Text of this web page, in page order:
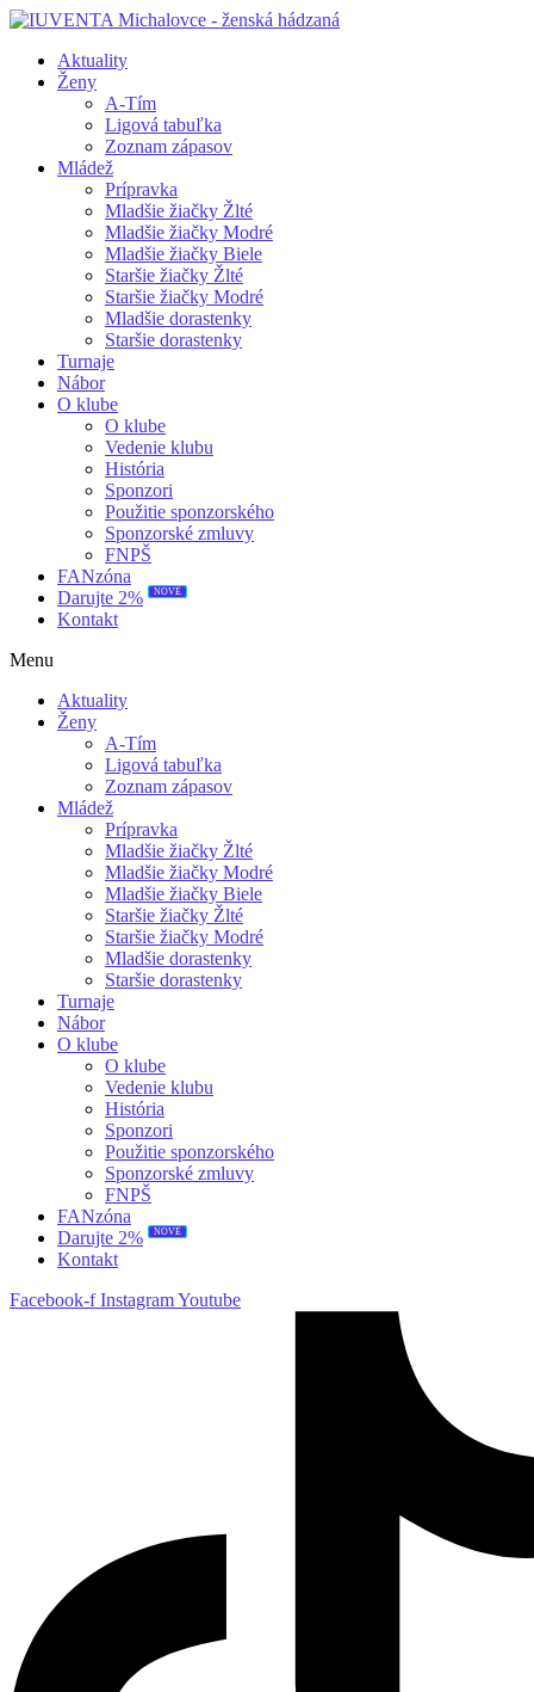
Aktuality
Ženy
A-Tím
Ligová tabuľka
Zoznam zápasov
Mládež
Prípravka
Mladšie žiačky Žlté
Mladšie žiačky Modré
Mladšie žiačky Biele
Staršie žiačky Žlté
Staršie žiačky Modré
Mladšie dorastenky
Staršie dorastenky
Turnaje
Nábor
O klube
O klube
Vedenie klubu
História
Sponzori
Použitie sponzorského
Sponzorské zmluvy
FNPŠ
FANzóna
Darujte 2%
NOVÉ
Kontakt
Menu
Aktuality
Ženy
A-Tím
Ligová tabuľka
Zoznam zápasov
Mládež
Prípravka
Mladšie žiačky Žlté
Mladšie žiačky Modré
Mladšie žiačky Biele
Staršie žiačky Žlté
Staršie žiačky Modré
Mladšie dorastenky
Staršie dorastenky
Turnaje
Nábor
O klube
O klube
Vedenie klubu
História
Sponzori
Použitie sponzorského
Sponzorské zmluvy
FNPŠ
FANzóna
Darujte 2%
NOVÉ
Kontakt
Facebook-f InstagramYoutube